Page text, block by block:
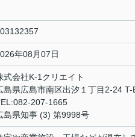
年08月07日
式会社K-1クリエイト
島県広島市南区出汐１丁目2-24
207-1665
島県知事 (3) 第9998号